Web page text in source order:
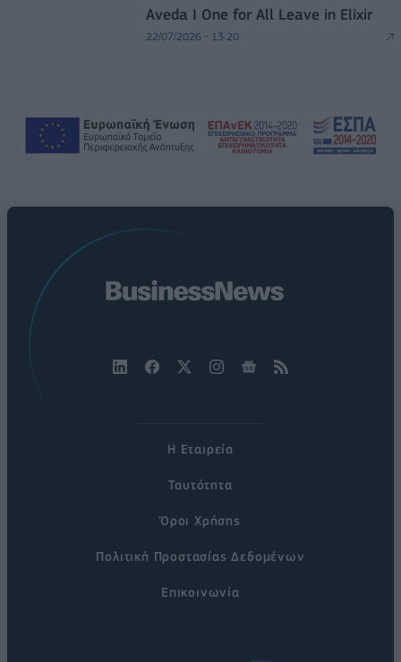
Aveda I One for All Leave in Elixir
22/07/2026 - 13:20
Η Εταιρεία
Ταυτότητα
Όροι Χρήσης
Πολιτική Προστασίας Δεδομένων
Επικοινωνία